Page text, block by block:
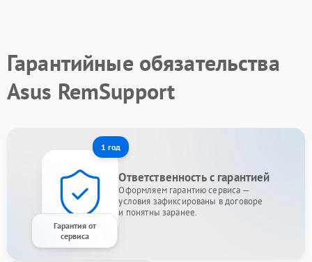
Гарантийные обязательства
Asus RemSupport
1 год
Гарантия от
сервиса
Ответственность с гарантией
Оформляем гарантию сервиса —
условия зафиксированы в договоре
и понятны заранее.